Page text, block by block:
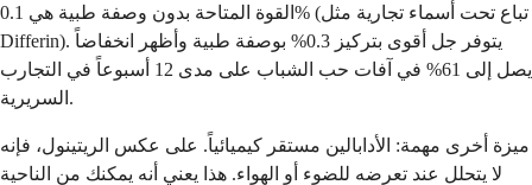
القوة المتاحة بدون وصفة طبية هي 0.1% (تباع تحت أسماء تجارية مثل
Differin). يتوفر جل أقوى بتركيز 0.3% بوصفة طبية وأظهر انخفاضاً
يصل إلى 61% في آفات حب الشباب على مدى 12 أسبوعاً في التجارب
السريرية.
ميزة أخرى مهمة: الأدابالين مستقر كيميائياً. على عكس الريتينول، فإنه
لا يتحلل عند تعرضه للضوء أو الهواء. هذا يعني أنه يمكنك من الناحية